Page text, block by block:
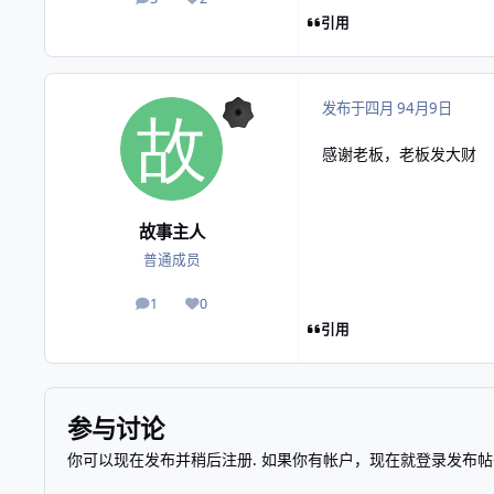
引用
故事主人
普通成员
1
帖子 0
声誉
发布于四月 94月9日
感谢老板，老板发大财
引用
参与讨论
你可以现在发布并稍后注册. 如果你有帐户， 现在就登录发布